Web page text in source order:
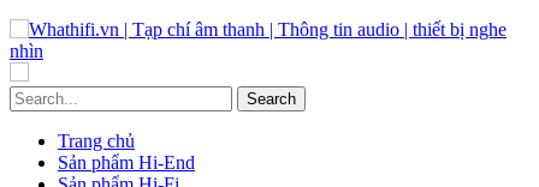
Trang chủ
Sản phẩm Hi-End